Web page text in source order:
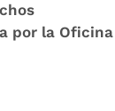
por la Oficina